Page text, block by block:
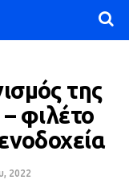
της
φιλέτο
2022